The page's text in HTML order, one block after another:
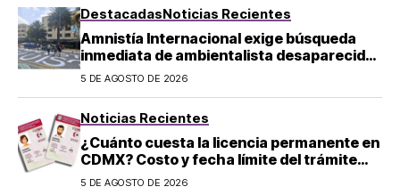
DestacadasNoticias Recientes
Amnistía Internacional exige búsqueda
inmediata de ambientalista desaparecido
en Michoacán
5 DE AGOSTO DE 2026
Noticias Recientes
¿Cuánto cuesta la licencia permanente en
CDMX? Costo y fecha límite del trámite
2026
5 DE AGOSTO DE 2026